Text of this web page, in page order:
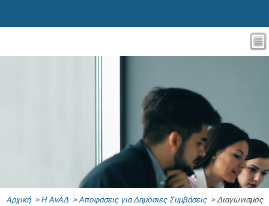
Αρχική> Η ΑνΑΔ>Αποφάσεις για Δημόσιες Συμβάσεις> Διαγωνισμός